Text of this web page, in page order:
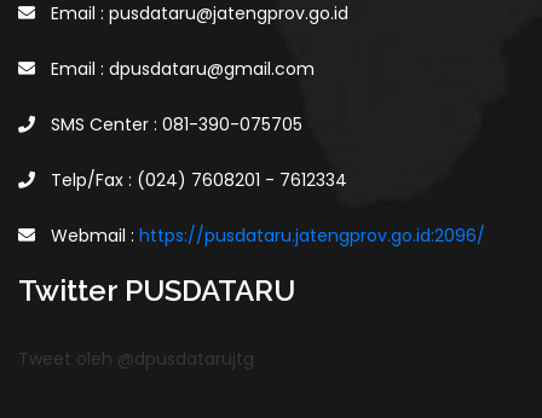
Email : pusdataru@jatengprov.go.id
Email : dpusdataru@gmail.com
SMS Center : 081-390-075705
Telp/Fax : (024) 7608201 - 7612334
Webmail : https://pusdataru.jatengprov.go.id:2096/
Twitter PUSDATARU
Tweet oleh @dpusdatarujtg